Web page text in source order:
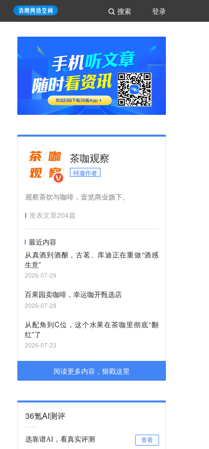
登录
搜索
茶咖观察
特邀作者
观察茶饮与咖啡，壹览商业旗下。
发表文章204篇
最近内容
从真酒到酒酿，古茗、库迪正在重做“酒感
生意”
2026-07-29
百果园卖咖啡，幸运咖开甄选店
2026-07-28
从配角到C位，这个水果在茶咖里彻底“翻
红”了
2026-07-23
阅读更多内容，狠戳这里
36氪AI测评
选靠谱AI，看真实评测 查看